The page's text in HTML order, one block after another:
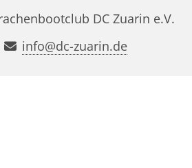
DC Zuarin e.V.
info@dc-zuarin.de